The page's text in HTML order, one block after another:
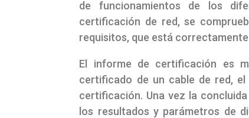
de funcionamientos de los
certificación de red, se
requisitos, que está
El informe de certificación es
certificado de un cable de red,
certificación. Una vez la
los resultados y parámetros de